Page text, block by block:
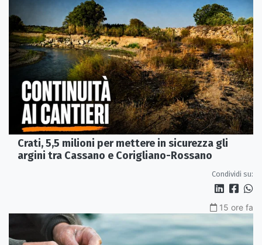
Crati, 5,5 milioni per mettere in sicurezza gli
argini tra Cassano e Corigliano-Rossano
Condividi su:
15 ore fa